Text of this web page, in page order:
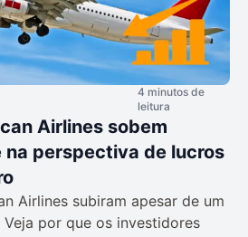
4 minutos de
leitura
Airlines sobem
perspectiva de lucros
Airlines subiram apesar de um
por que os investidores